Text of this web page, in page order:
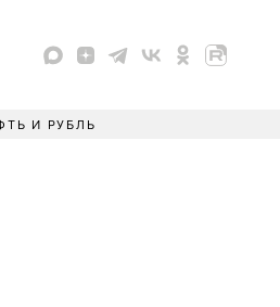
И РУБЛЬ